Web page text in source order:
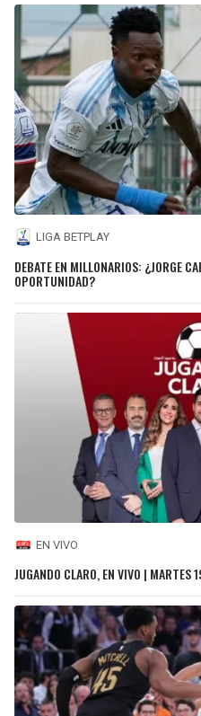
LIGA BETPLAY
DEBATE EN MILLONARIOS: ¿JORGE
OPORTUNIDAD?
EN VIVO
JUGANDO CLARO, EN VIVO | MARTES